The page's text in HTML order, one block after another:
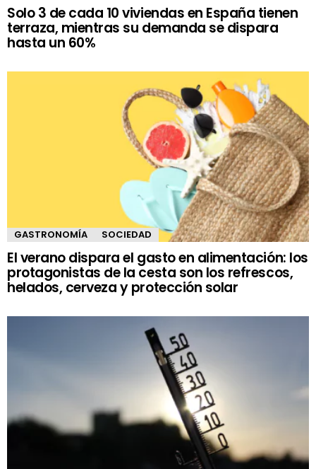
Solo 3 de cada 10 viviendas en España tienen
terraza, mientras su demanda se dispara
hasta un 60%
GASTRONOMÍA SOCIEDAD
El verano dispara el gasto en alimentación: los
protagonistas de la cesta son los refrescos,
helados, cerveza y protección solar